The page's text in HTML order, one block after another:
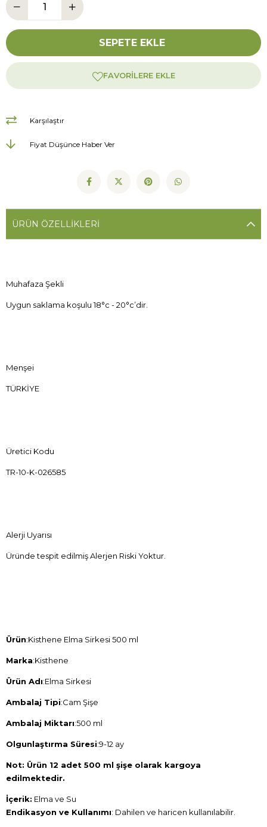
FAVORILERE EKLE
Karşılaştır
Fiyat Düşünce Haber Ver
ÜRÜN ÖZELLIKLERI
Muhafaza Şekli
Uygun saklama koşulu 18°c - 20°c’dir.
Menşei
TÜRKİYE
Üretici Kodu
TR-10-K-026585
Alerji Uyarısı
Üründe tespit edilmiş Alerjen Riski Yoktur.
Ürün:Kisthene Elma Sirkesi 500 ml
Marka:Kisthene
Ürün Adı:Elma Sirkesi
Ambalaj Tipi:Cam Şişe
Ambalaj Miktarı:500 ml
Olgunlaştırma Süresi:9-12 ay
Not: Ürün 12 adet 500 ml şişe olarak kargoya
edilmektedir.
İçerik: Elma ve Su
Endikasyon ve Kullanımı: Dahilen ve haricen kullanılabilir.